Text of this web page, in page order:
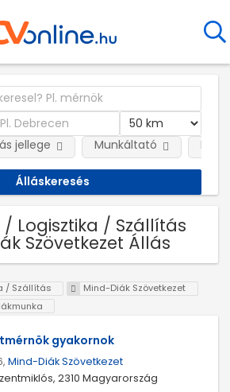
jellege Munkáltató
/ Logisztika / Szállítás
Szövetkezet Állás
/ Szállítás
Mind-Diák Szövetkezet
gyakornok
Mind-Diák Szövetkezet
2310 Magyarország